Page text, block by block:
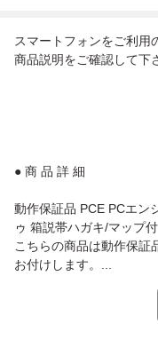
スマートフォンをご利用
商品説明をご確認して下
● 商 品 詳 細
動作保証品 PCE PCエン
ゥ 箱説帯ハガキ/マップ付
こちらの商品は動作保証
お付けします。...